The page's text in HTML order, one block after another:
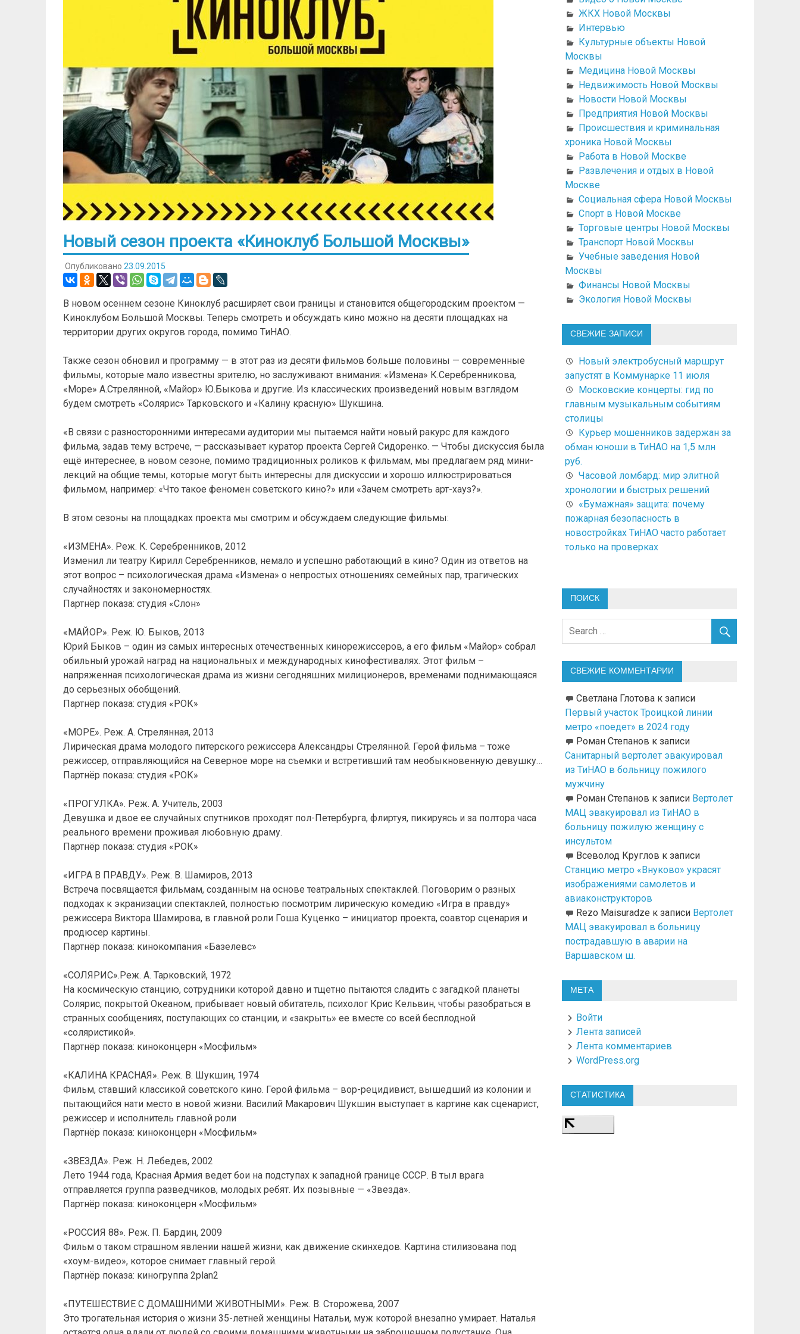
Новый сезон проекта «Киноклуб Большой Москвы»
Опубликовано 23.09.2015
В новом осеннем сезоне Киноклуб расширяет свои границы и становится общегородским проектом —
Киноклубом Большой Москвы. Теперь смотреть и обсуждать кино можно на десяти площадках на
территории других округов города, помимо ТиНАО.
Также сезон обновил и программу — в этот раз из десяти фильмов больше половины — современные
фильмы, которые мало известны зрителю, но заслуживают внимания: «Измена» К.Серебренникова,
«Море» А.Стрелянной, «Майор» Ю.Быкова и другие. Из классических произведений новым взглядом
будем смотреть «Солярис» Тарковского и «Калину красную» Шукшина.
«В связи с разносторонними интересами аудитории мы пытаемся найти новый ракурс для каждого
фильма, задав тему встрече, — рассказывает куратор проекта Сергей Сидоренко. — Чтобы дискуссия была
ещё интереснее, в новом сезоне, помимо традиционных роликов к фильмам, мы предлагаем ряд мини-
лекций на общие темы, которые могут быть интересны для дискуссии и хорошо иллюстрироваться
фильмом, например: «Что такое феномен советского кино?» или «Зачем смотреть арт-хауз?».
В этом сезоны на площадках проекта мы смотрим и обсуждаем следующие фильмы:
«ИЗМЕНА». Реж. К. Серебренников, 2012
Изменил ли театру Кирилл Серебренников, немало и успешно работающий в кино? Один из ответов на
этот вопрос – психологическая драма «Измена» о непростых отношениях семейных пар, трагических
случайностях и закономерностях.
Партнёр показа: студия «Слон»
«МАЙОР». Реж. Ю. Быков, 2013
Юрий Быков – один из самых интересных отечественных кинорежиссеров, а его фильм «Майор» собрал
обильный урожай наград на национальных и международных кинофестивалях. Этот фильм –
напряженная психологическая драма из жизни сегодняшних милиционеров, временами поднимающаяся
до серьезных обобщений.
Партнёр показа: студия «РОК»
«МОРЕ». Реж. А. Стрелянная, 2013
Лирическая драма молодого питерского режиссера Александры Стрелянной. Герой фильма – тоже
режиссер, отправляющийся на Северное море на съемки и встретивший там необыкновенную девушку…
Партнёр показа: студия «РОК»
«ПРОГУЛКА». Реж. А. Учитель, 2003
Девушка и двое ее случайных спутников проходят пол-Петербурга, флиртуя, пикируясь и за полтора часа
реального времени проживая любовную драму.
Партнёр показа: студия «РОК»
«ИГРА В ПРАВДУ». Реж. В. Шамиров, 2013
Встреча посвящается фильмам, созданным на основе театральных спектаклей. Поговорим о разных
подходах к экранизации спектаклей, полностью посмотрим лирическую комедию «Игра в правду»
режиссера Виктора Шамирова, в главной роли Гоша Куценко – инициатор проекта, соавтор сценария и
продюсер картины.
Партнёр показа: кинокомпания «Базелевс»
«СОЛЯРИС».Реж. А. Тарковский, 1972
На космическую станцию, сотрудники которой давно и тщетно пытаются сладить с загадкой планеты
Солярис, покрытой Океаном, прибывает новый обитатель, психолог Крис Кельвин, чтобы разобраться в
странных сообщениях, поступающих со станции, и «закрыть» ее вместе со всей бесплодной
«соляристикой».
Партнёр показа: киноконцерн «Мосфильм»
«КАЛИНА КРАСНАЯ». Реж. В. Шукшин, 1974
Фильм, ставший классикой советского кино. Герой фильма – вор-рецидивист, вышедший из колонии и
пытающийся нати место в новой жизни. Василий Макарович Шукшин выступает в картине как сценарист,
режиссер и исполнитель главной роли
Партнёр показа: киноконцерн «Мосфильм»
«ЗВЕЗДА». Реж. Н. Лебедев, 2002
Лето 1944 года, Красная Армия ведет бои на подступах к западной границе СССР. В тыл врага
отправляется группа разведчиков, молодых ребят. Их позывные — «Звезда».
Партнёр показа: киноконцерн «Мосфильм»
«РОССИЯ 88». Реж. П. Бардин, 2009
Фильм о таком страшном явлении нашей жизни, как движение скинхедов. Картина стилизована под
«хоум-видео», которое снимает главный герой.
Партнёр показа: киногруппа 2plan2
«ПУТЕШЕСТВИЕ С ДОМАШНИМИ ЖИВОТНЫМИ». Реж. В. Сторожева, 2007
Это трогательная история о жизни 35-летней женщины Натальи, муж которой внезапно умирает. Наталья
ЖКХ Новой Москвы
Интервью
Культурные объекты Новой
Москвы
Медицина Новой Москвы
Недвижимость Новой Москвы
Новости Новой Москвы
Предприятия Новой Москвы
Происшествия и криминальная
хроника Новой Москвы
Работа в Новой Москве
Развлечения и отдых в Новой
Москве
Социальная сфера Новой Москвы
Спорт в Новой Москве
Торговые центры Новой Москвы
Транспорт Новой Москвы
Учебные заведения Новой
Москвы
Финансы Новой Москвы
Экология Новой Москвы
СВЕЖИЕ ЗАПИСИ
Новый электробусный маршрут
запустят в Коммунарке 11 июля
Московские концерты: гид по
главным музыкальным событиям
столицы
Курьер мошенников задержан за
обман юноши в ТиНАО на 1,5 млн
руб.
Часовой ломбард: мир элитной
хронологии и быстрых решений
«Бумажная» защита: почему
пожарная безопасность в
новостройках ТиНАО часто работает
только на проверках
ПОИСК
СВЕЖИЕ КОММЕНТАРИИ
Светлана Глотовак записи
Первый участок Троицкой линии
метро «поедет» в 2024 году
Роман Степанов к записи
Санитарный вертолет эвакуировал
из ТиНАО в больницу пожилого
мужчину
Роман Степанов к записи Вертолет
МАЦ эвакуировал из ТиНАО в
больницу пожилую женщину с
инсультом
Всеволод Круглов к записи
Станцию метро «Внуково» украсят
изображениями самолетов и
авиаконструкторов
Rezo Maisuradze к записи Вертолет
МАЦ эвакуировал в больницу
пострадавшую в аварии на
Варшавском ш.
МЕТА
Войти
Лента записей
Лента комментариев
WordPress.org
СТАТИСТИКА